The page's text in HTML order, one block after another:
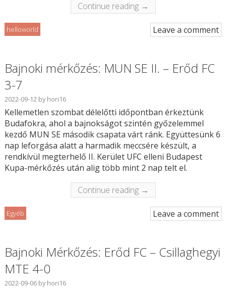
Continue reading →
helloworld Leave a comment
Bajnoki mérkőzés: MUN SE II. – Erőd FC
3-7
2022-09-12byhori16
Kellemetlen szombat délelőtti időpontban érkeztünk
Budafokra, ahol a bajnokságot szintén győzelemmel
kezdő MUN SE második csapata várt ránk. Együttesünk 6
nap leforgása alatt a harmadik meccsére készült, a
rendkívül megterhelő II. Kerület UFC elleni Budapest
Kupa-mérkőzés után alig több mint 2 nap telt el.
Continue reading →
Egyéb Leave a comment
Bajnoki Mérkőzés: Erőd FC – Csillaghegyi
MTE 4-0
2022-09-06byhori16